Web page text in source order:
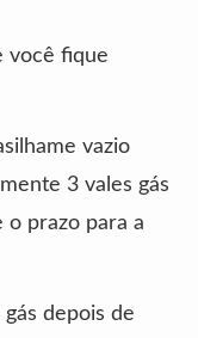
você fique
vazio
3 vales gás
o prazo para a
depois de